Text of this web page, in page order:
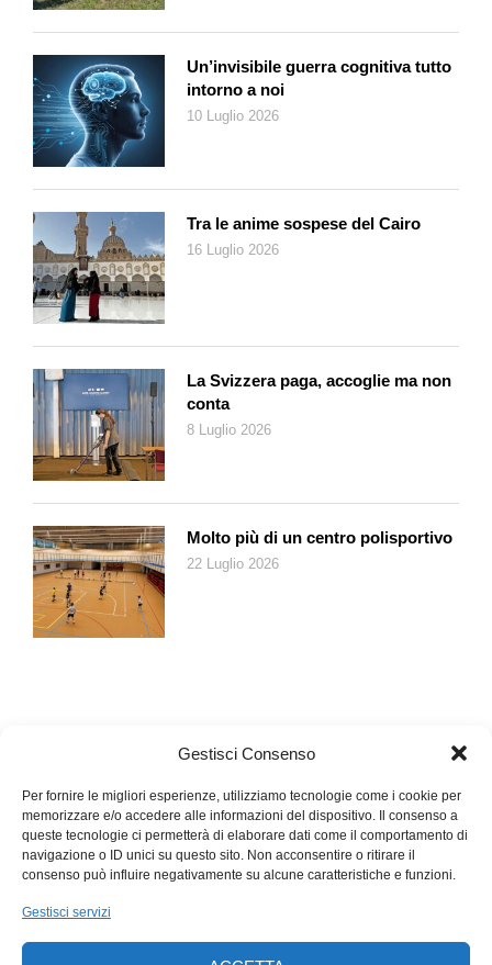
Gestisci Consenso
Per fornire le migliori esperienze, utilizziamo tecnologie come i cookie per
memorizzare e/o accedere alle informazioni del dispositivo. Il consenso a
queste tecnologie ci permetterà di elaborare dati come il comportamento di
navigazione o ID unici su questo sito. Non acconsentire o ritirare il
consenso può influire negativamente su alcune caratteristiche e funzioni.
Gestisci servizi
Un’invisibile guerra cognitiva tutto
intorno a noi
10 Luglio 2026
Tra le anime sospese del Cairo
16 Luglio 2026
La Svizzera paga, accoglie ma non
conta
8 Luglio 2026
Molto più di un centro polisportivo
22 Luglio 2026